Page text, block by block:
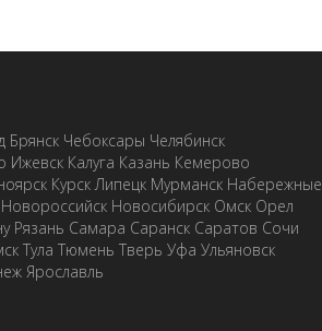
Брянск Чебоксары Челябинск
Ижевск Калуга Казань Кемерово
Курск Липецк Мурманск Набережные
Новороссийск Новосибирск Омск Орел
Рязань Самара Саранск Саратов Сочи
Тула Тюмень Тверь Уфа Ульяновск
Ярославль